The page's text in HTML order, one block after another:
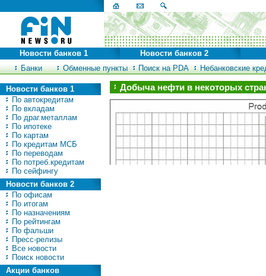
Банки Обменные пункты Поиск на PDA Небанковские
Новости банков 1 Новости банков 2
Новости банков 1
По автокредитам
По вкладам
По драг.металлам
По ипотеке
По картам
По кредитам МСБ
По переводам
По потреб.кредитам
По сейфингу
Новости банков 2
По офисам
По итогам
По назначениям
По рейтингам
По фальши
Пресс-релизы
Все новости
Поиск новости
Акции банков
Добыча нефти в некоторых